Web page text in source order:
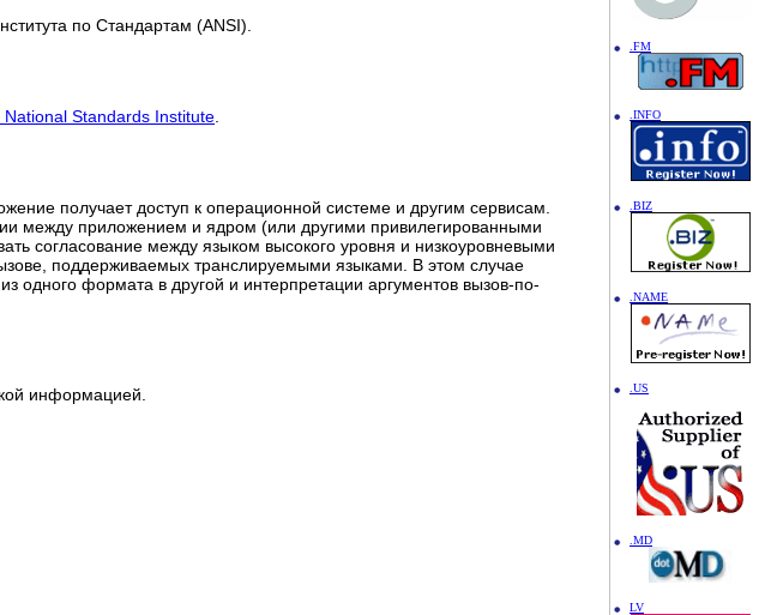
по Стандартам (ANSI).
National Standards Institute
получает доступ к операционной системе и другим сервисам.
между приложением и ядром (или другими привилегированными
согласование между языком высокого уровня и низкоуровневыми
поддерживаемых транслируемыми языками. В этом случае
одного формата в другой и интерпретации аргументов вызов-по-
информацией.
.FM
.INFO
.BIZ
.NAME
.US
.MD
LV